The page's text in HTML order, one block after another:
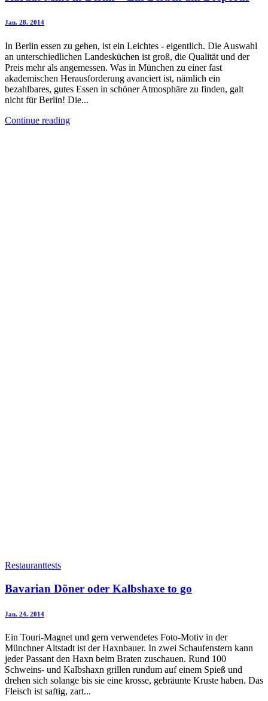
Jan. 28. 2014
In Berlin essen zu gehen, ist ein Leichtes - eigentlich. Die Auswahl
an unterschiedlichen Landesküchen ist groß, die Qualität und der
Preis mehr als angemessen. Was in München zu einer fast
akademischen Herausforderung avanciert ist, nämlich ein
bezahlbares, gutes Essen in schöner Atmosphäre zu finden, galt
nicht für Berlin! Die...
Continue reading
Restauranttests
Bavarian Döner oder Kalbshaxe to go
Jan. 24. 2014
Ein Touri-Magnet und gern verwendetes Foto-Motiv in der
Münchner Altstadt ist der Haxnbauer. In zwei Schaufenstern kann
jeder Passant den Haxn beim Braten zuschauen. Rund 100
Schweins- und Kalbshaxn grillen rundum auf einem Spieß und
drehen sich solange bis sie eine krosse, gebräunte Kruste haben. Das
Fleisch ist saftig, zart...